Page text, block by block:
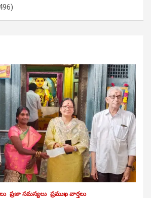
ప్రజా సమస్యలు ప్రముఖ వార్తలు